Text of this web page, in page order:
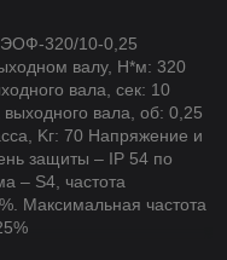
320/10-0,25
валу, Н*м: 320
вала, сек: 10
вала, об: 0,25
Kг: 70 Напряжение и
защиты – IP 54 по
– S4, частота
Максимальная частота